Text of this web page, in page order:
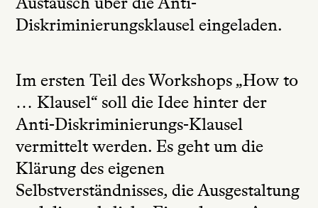
Diskriminierungsklausel eingeladen.
Im ersten Teil des Workshops „How to
… Klausel“ soll die Idee hinter der
Anti-Diskriminierungs-Klausel
vermittelt werden. Es geht um die
Klärung des eigenen
Selbstverständnisses, die Ausgestaltung